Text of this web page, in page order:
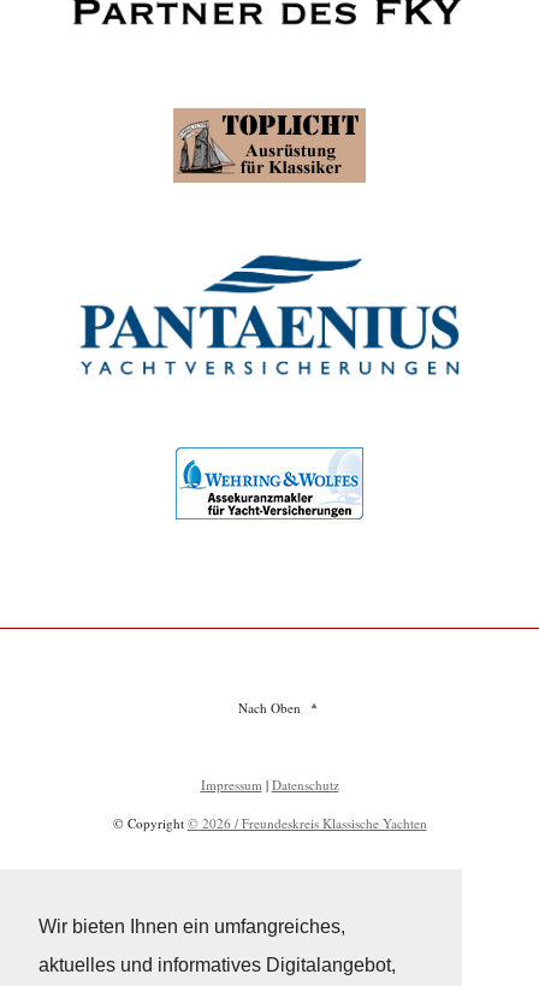
Wir bieten Ihnen ein umfangreiches,
aktuelles und informatives Digitalangebot,
Nach Oben
Impressum | Datenschutz
© Copyright © 2026 / Freundeskreis Klassische Yachten